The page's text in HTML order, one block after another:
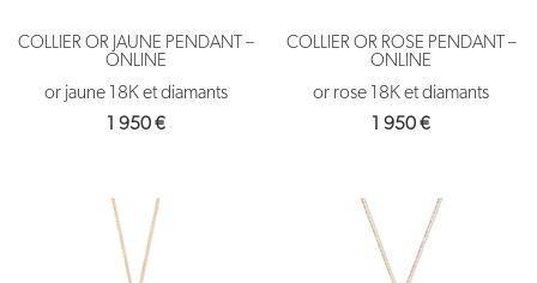
COLLIER OR JAUNE PENDANT –
ONLINE
or jaune 18K et diamants
1 950€
COLLIER OR ROSE PENDANT –
ONLINE
or rose 18K et diamants
1 950€